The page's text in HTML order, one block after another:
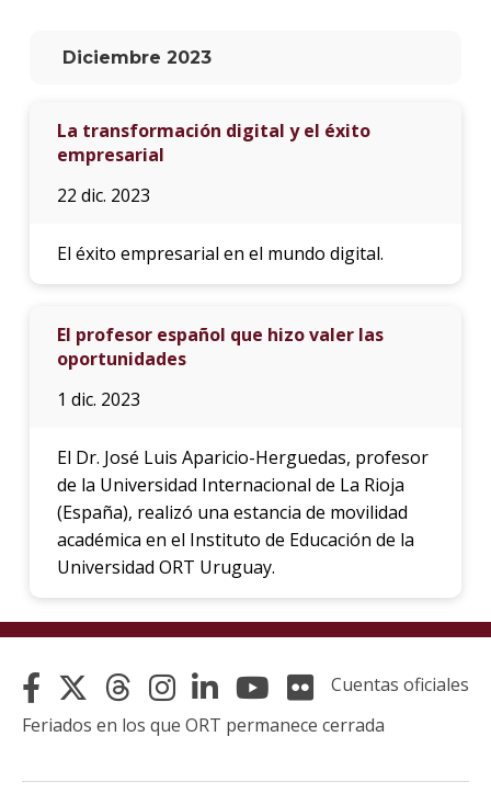
Diciembre 2023
La transformación digital y el éxito
empresarial
22 dic. 2023
El éxito empresarial en el mundo digital.
El profesor español que hizo valer las
oportunidades
1 dic. 2023
El Dr. José Luis Aparicio-Herguedas, profesor
de la Universidad Internacional de La Rioja
(España), realizó una estancia de movilidad
académica en el Instituto de Educación de la
Universidad ORT Uruguay.
Cuentas oficiales
Feriados en los que ORT permanece cerrada